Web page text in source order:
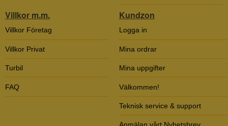
Villkor m.m.
Villkor Företag
Villkor Privat
Turbil
FAQ
Kundzon
Logga in
Mina ordrar
Mina uppgifter
Välkommen!
Teknisk service & support